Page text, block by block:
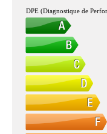
DPE (Diagnostique de